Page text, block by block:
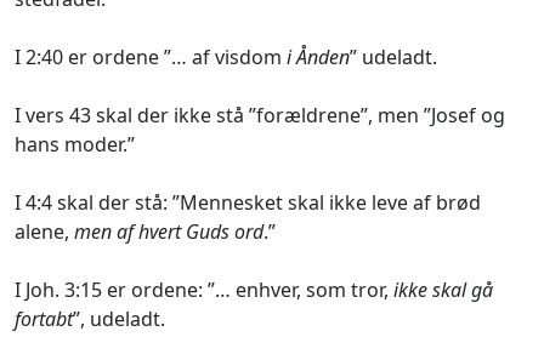
I 2:40 er ordene ”… af visdom i Ånden” udeladt.
I vers 43 skal der ikke stå ”forældrene”, men ”Josef og
hans moder.”
I 4:4 skal der stå: ”Mennesket skal ikke leve af brød
alene, men af hvert Guds ord.”
I Joh. 3:15 er ordene: ”… enhver, som tror, ikke skal gå
fortabt”, udeladt.